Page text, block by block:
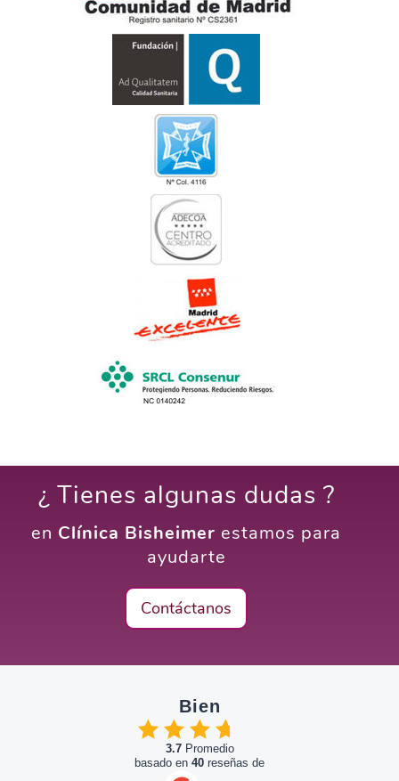
¿ Tienes algunas dudas ?
en Clínica Bisheimer estamos para
ayudarte
Contáctanos
Bien
3.7Promedio
basado en 40 reseñas de